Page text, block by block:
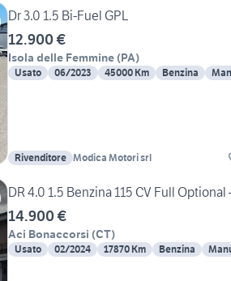
Dr 3.0 1.5 Bi-Fuel GPL
12.900 €
Isola delle Femmine (PA)
Usato 06/2023 45000 Km Benzina
Rivenditore Modica Motori srl
DR 4.0 1.5 Benzina 115 CV Full Optional
14.900 €
Aci Bonaccorsi (CT)
Usato 02/2024 17870 Km Benzina